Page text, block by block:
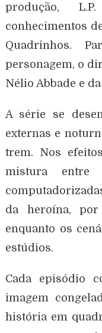
produção,
conhecimentos
Quadrinhos.
personagem, o
Nélio Abbade e
A série se
externas e
trem. Nos
mistura entre
da heroína,
enquanto os
estúdios.
Cada episódio
imagem
história em